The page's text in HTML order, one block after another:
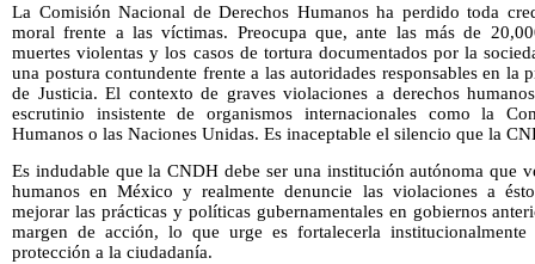
La Comisión Nacional de Derechos Humanos ha perdido toda
moral frente a las víctimas. Preocupa que, ante las más de
muertes violentas y los casos de tortura documentados por la
una postura contundente frente a las autoridades responsables en
de Justicia. El contexto de graves violaciones a derechos
escrutinio insistente de organismos internacionales como la
Humanos o las Naciones Unidas. Es inaceptable el silencio que la
Es indudable que la CNDH debe ser una institución autónoma que
humanos en México y realmente denuncie las violaciones a
mejorar las prácticas y políticas gubernamentales en gobiernos
margen de acción, lo que urge es fortalecerla
protección a la ciudadanía.